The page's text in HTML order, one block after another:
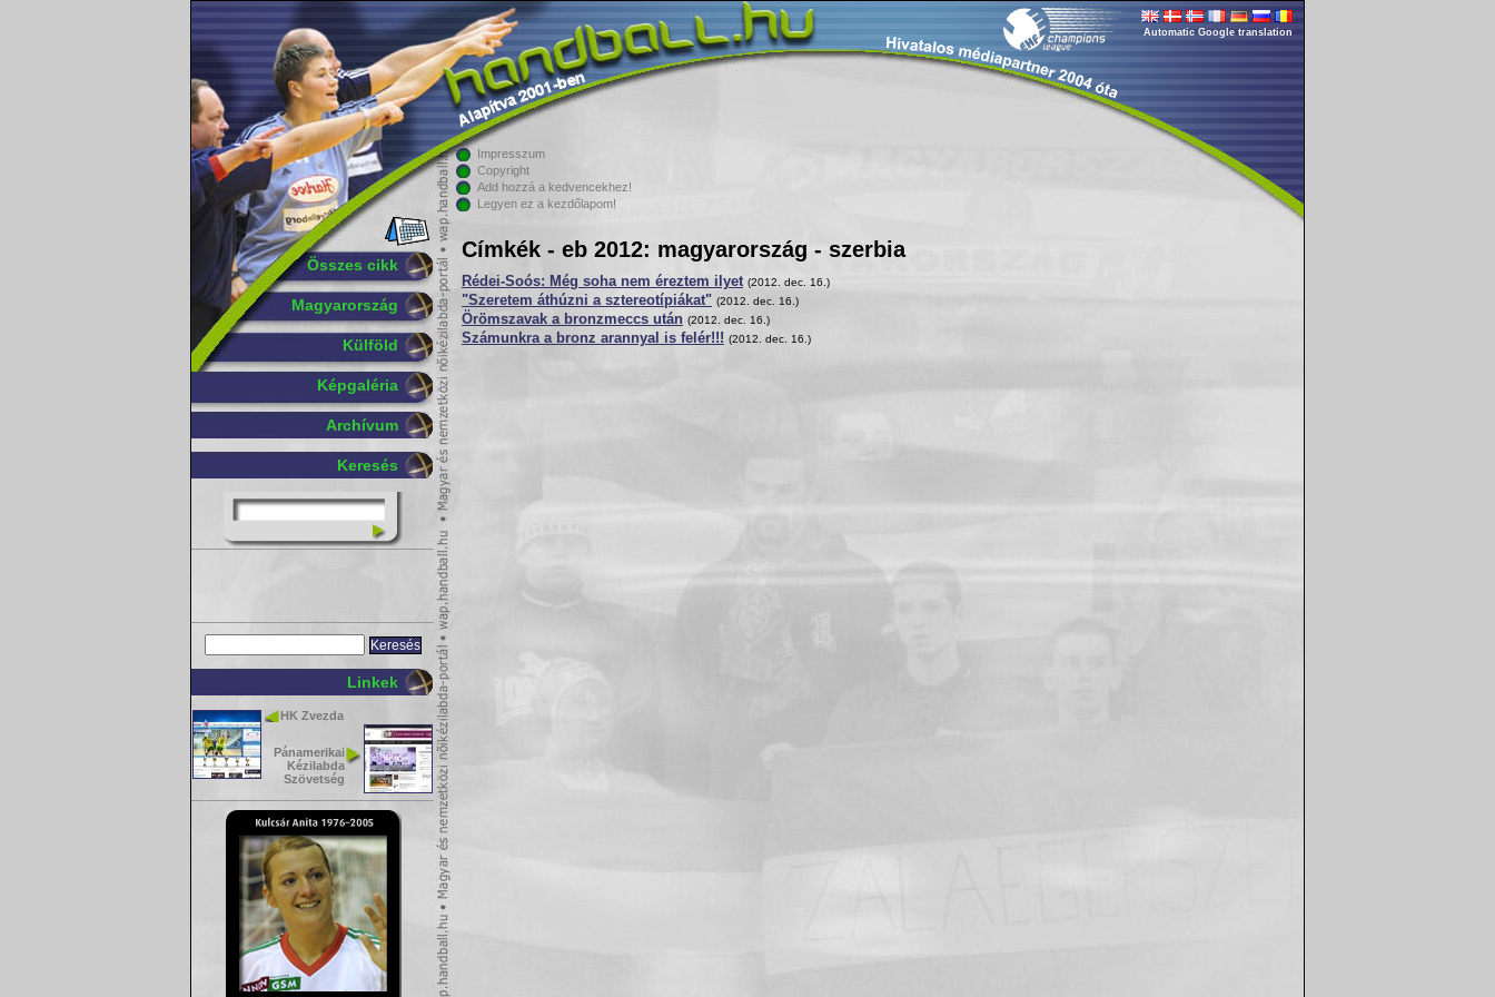
Összes cikk
Magyarország
Külföld
Képgaléria
Archívum
Keresés
Linkek
HK Zvezda
Pánamerikai
Kézilabda
Szövetség
Automatic Google translation
Impresszum
Copyright
Add hozzá a kedvencekhez!
Legyen ez a kezdőlapom!
Címkék - eb 2012: magyarország - szerbia
Rédei-Soós: Még soha nem éreztem ilyet (2012. dec. 16.)
"Szeretem áthúzni a sztereotípiákat" (2012. dec. 16.)
Örömszavak a bronzmeccs után (2012. dec. 16.)
Számunkra a bronz arannyal is felér!!! (2012. dec. 16.)